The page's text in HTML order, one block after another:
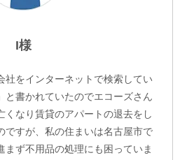
I様
社をインターネットで検索してい
と書かれていたのでエコーズさん
くなり賃貸のアパートの退去をし
ですが、私の住まいは名古屋市で
まず不用品の処理にも困っていま